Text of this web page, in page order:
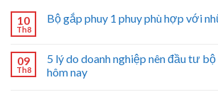
10
Th8
Bộ gắp phuy 1 phuy phù hợp với
09
Th8
5 lý do doanh nghiệp nên đầu tư
hôm nay